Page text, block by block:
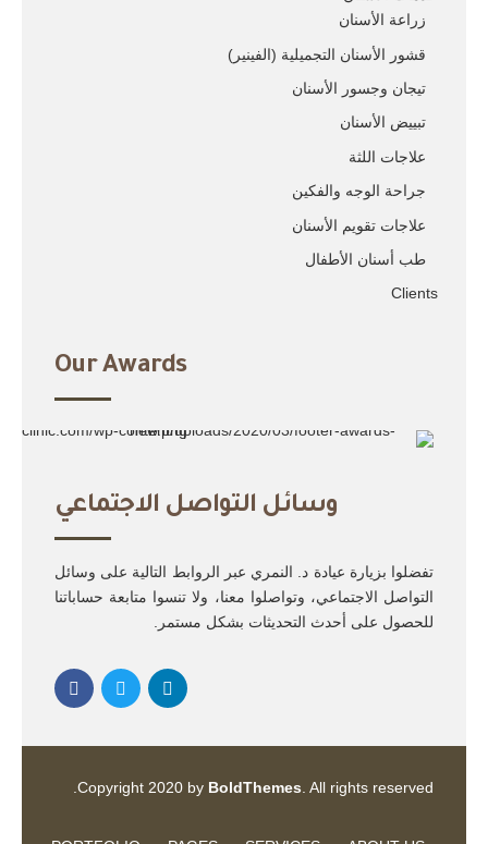
زراعة الأسنان
قشور الأسنان التجميلية (الفينير)
تيجان وجسور الأسنان
تبييض الأسنان
علاجات اللثة
جراحة الوجه والفكين
علاجات تقويم الأسنان
طب أسنان الأطفال
Clients
Our Awards
Best Patient Care2017
Best Patient Care 2014
وسائل التواصل الاجتماعي
تفضلوا بزيارة عيادة د. النمري عبر الروابط التالية على وسائل
التواصل الاجتماعي، وتواصلوا معنا، ولا تنسوا متابعة حساباتنا
للحصول على أحدث التحديثات بشكل مستمر.
Copyright 2020 by BoldThemes . All rights reserved.